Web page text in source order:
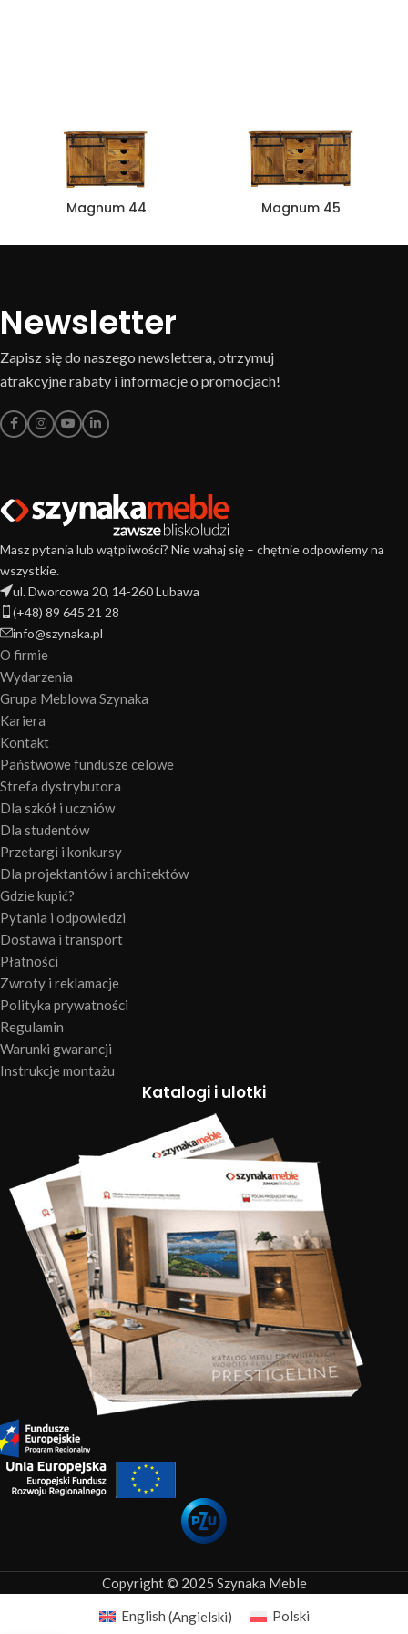
Magnum 44 Magnum 45
Newsletter
Zapisz się do naszego newslettera, otrzymuj
atrakcyjne rabaty i informacje o promocjach!
Masz pytania lub wątpliwości? Nie wahaj się – chętnie odpowiemy na
wszystkie.
ul. Dworcowa 20, 14-260 Lubawa
(+48) 89 645 21 28
info@szynaka.pl
O firmie
Wydarzenia
Grupa Meblowa Szynaka
Kariera
Kontakt
Państwowe fundusze celowe
Strefa dystrybutora
Dla szkół i uczniów
Dla studentów
Przetargi i konkursy
Dla projektantów i architektów
Gdzie kupić?
Pytania i odpowiedzi
Dostawa i transport
Płatności
Zwroty i reklamacje
Polityka prywatności
Regulamin
Warunki gwarancji
Instrukcje montażu
Katalogi i ulotki
Copyright © 2025 Szynaka Meble
English (Angielski) Polski